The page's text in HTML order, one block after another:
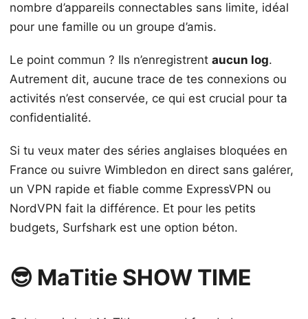
nombre d’appareils connectables sans limite, idéal
pour une famille ou un groupe d’amis.
Le point commun ? Ils n’enregistrent aucun log.
Autrement dit, aucune trace de tes connexions ou
activités n’est conservée, ce qui est crucial pour ta
confidentialité.
Si tu veux mater des séries anglaises bloquées en
France ou suivre Wimbledon en direct sans galérer,
un VPN rapide et fiable comme ExpressVPN ou
NordVPN fait la différence. Et pour les petits
budgets, Surfshark est une option béton.
😎 MaTitie SHOW TIME